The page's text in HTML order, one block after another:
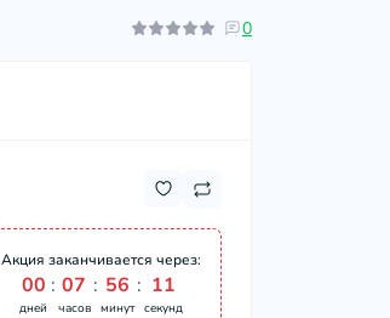
0
Акция заканчивается через:
00
дней
: 07
часов
: 56
минут
: 10
секунд